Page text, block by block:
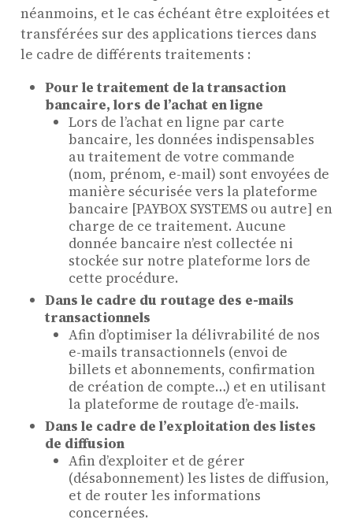
néanmoins, et le cas échéant être exploitées et
transférées sur des applications tierces dans
le cadre de différents traitements :
Pour le traitement de la transaction
bancaire, lors de l’achat en ligne
Lors de l’achat en ligne par carte
bancaire, les données indispensables
au traitement de votre commande
(nom, prénom, e-mail) sont envoyées de
manière sécurisée vers la plateforme
bancaire [PAYBOX SYSTEMS ou autre] en
charge de ce traitement. Aucune
donnée bancaire n’est collectée ni
stockée sur notre plateforme lors de
cette procédure.
Dans le cadre du routage des e-mails
transactionnels
Afin d’optimiser la délivrabilité de nos
e-mails transactionnels (envoi de
billets et abonnements, confirmation
de création de compte…) et en utilisant
la plateforme de routage d’e-mails.
Dans le cadre de l’exploitation des listes
de diffusion
Afin d’exploiter et de gérer
(désabonnement) les listes de diffusion,
et de router les informations
concernées.